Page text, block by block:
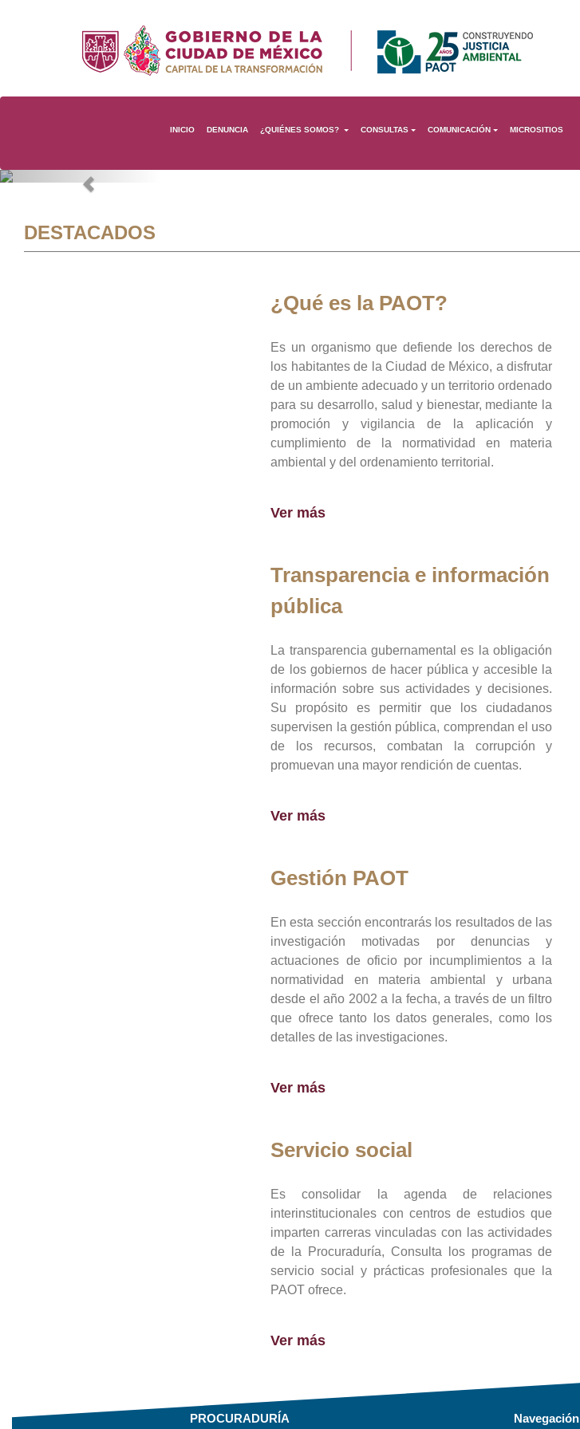
INICIO DENUNCIA ¿QUIÉNES SOMOS? CONSULTAS COMUNICACIÓN MICROSITIOS
Previous
DESTACADOS
¿Qué es la PAOT?
Es un organismo que defiende los derechos de
los habitantes de la Ciudad de México, a disfrutar
de un ambiente adecuado y un territorio ordenado
para su desarrollo, salud y bienestar, mediante la
promoción y vigilancia de la aplicación y
cumplimiento de la normatividad en materia
ambiental y del ordenamiento territorial.
Ver más
Transparencia e información
pública
La transparencia gubernamental es la obligación
de los gobiernos de hacer pública y accesible la
información sobre sus actividades y decisiones.
Su propósito es permitir que los ciudadanos
supervisen la gestión pública, comprendan el uso
de los recursos, combatan la corrupción y
promuevan una mayor rendición de cuentas.
Ver más
Gestión PAOT
En esta sección encontrarás los resultados de las
investigación motivadas por denuncias y
actuaciones de oficio por incumplimientos a la
normatividad en materia ambiental y urbana
desde el año 2002 a la fecha, a través de un filtro
que ofrece tanto los datos generales, como los
detalles de las investigaciones.
Ver más
Servicio social
Es consolidar la agenda de relaciones
interinstitucionales con centros de estudios que
imparten carreras vinculadas con las actividades
de la Procuraduría, Consulta los programas de
servicio social y prácticas profesionales que la
PAOT ofrece.
Ver más
PROCURADURÍA Navegación